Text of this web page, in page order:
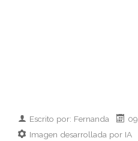
Escrito por: Fernanda
Imagen desarrollada por IA